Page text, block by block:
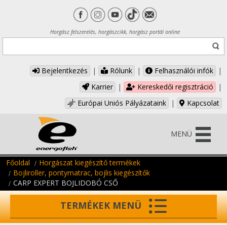
Horgász felszerelés, horgászcikk, horgász portál online
Bejelentkezés | Rólunk | Felhasználói infók
|
Karrier
| Kereskedői regisztráció
|
Európai Uniós Pályázataink
| Kapcsolat
MENÜ
Főoldal
Horgászat kiegészítő termékek
Bojliroller, pontymatrac, bojlis kiegészítők
CARP EXPERT BOJLIDOBÓ CSŐ
TERMÉKEK MENÜ